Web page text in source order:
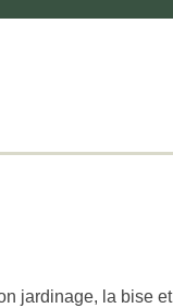
jardinage, la bise et